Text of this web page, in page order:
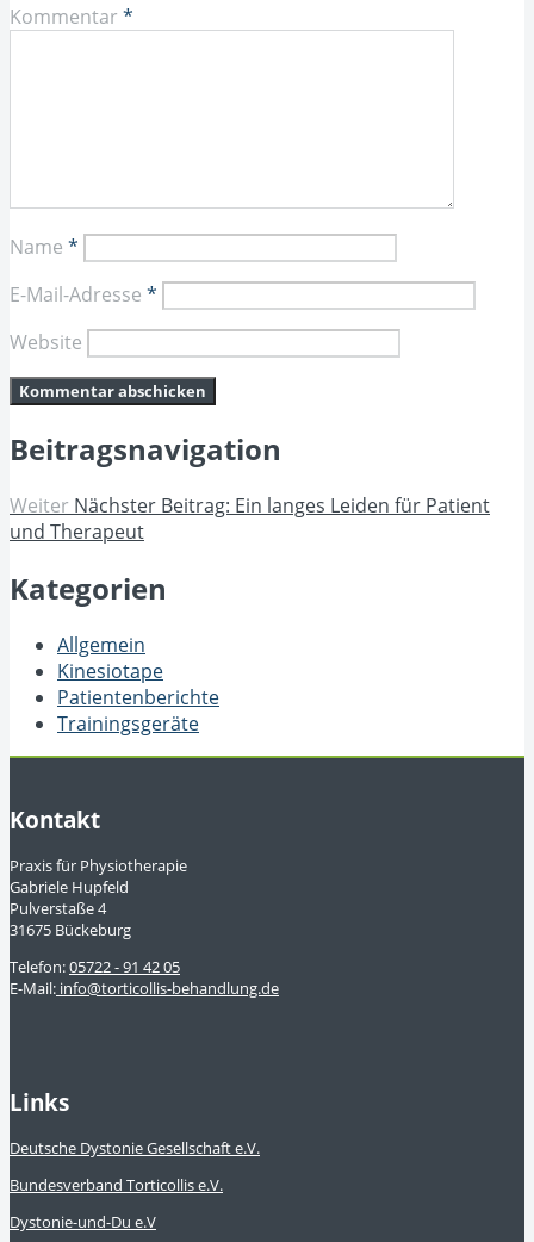
Kommentar *
Name *
E-Mail-Adresse *
Website
Beitragsnavigation
Weiter Nächster Beitrag: Ein langes Leiden für Patient
und Therapeut
Kategorien
Allgemein
Kinesiotape
Patientenberichte
Trainingsgeräte
Kontakt
Praxis für Physiotherapie
Gabriele Hupfeld
Pulverstaße 4
31675 Bückeburg
Telefon:05722 - 91 42 05
E-Mail: info@torticollis-behandlung.de
Links
Deutsche Dystonie Gesellschaft e.V.
Bundesverband Torticollis e.V.
Dystonie-und-Du e.V